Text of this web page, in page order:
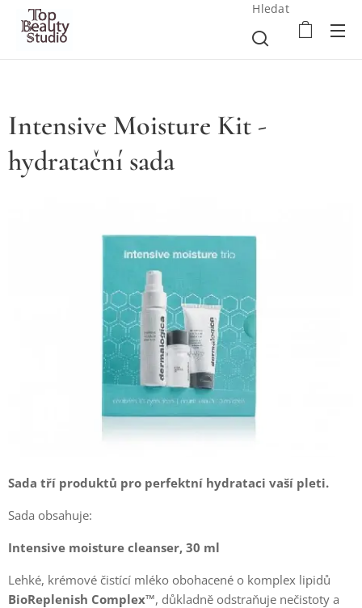
Hledat
Intensive Moisture Kit -
hydratační sada
Sada tří produktů pro perfektní hydrataci vaší pleti.
Sada obsahuje:
Intensive moisture cleanser, 30 ml
Lehké, krémové čistící mléko obohacené o komplex lipidů
BioReplenish Complex™, důkladně odstraňuje nečistoty a